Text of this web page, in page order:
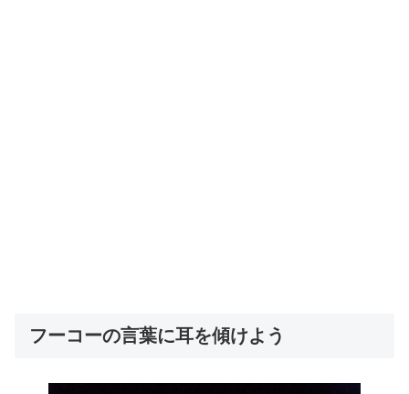
フーコーの言葉に耳を傾けよう